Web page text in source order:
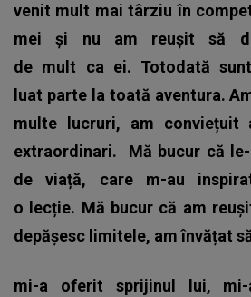
venit mult mai târziu în
mei și nu am reușit să
de mult ca ei. Totodată
luat parte la toată aventura.
multe lucruri, am conviețuit
extraordinari. Mă bucur că
de viață, care m-au
o lecție. Mă bucur că am
depășesc limitele, am învățat
mi-a oferit sprijinul lui,